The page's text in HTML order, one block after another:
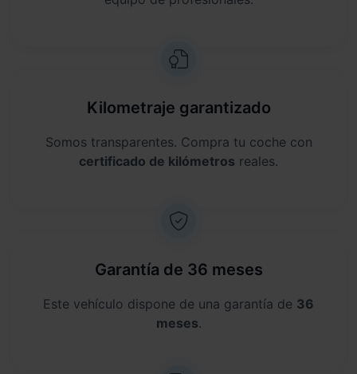
Kilometraje garantizado
Somos transparentes. Compra tu coche con
certificado de kilómetros reales.
Garantía de 36 meses
Este vehículo dispone de una garantía de 36
meses.